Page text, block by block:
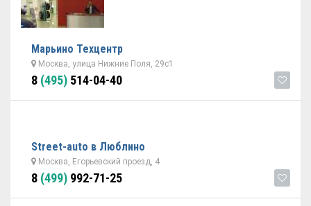
Марьино Техцентр
Москва, улица Нижние Поля, 29с1
8 (495) 514-04-40
Street-auto в Люблино
Москва, Егорьевский проезд, 4
8 (499) 992-71-25